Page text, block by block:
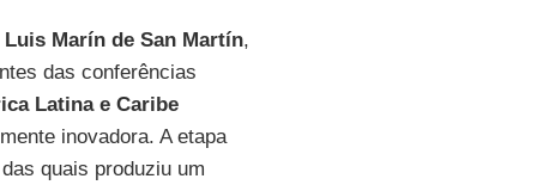
Luis Marín de San Martín,
das conferências
Latina e Caribe
inovadora. A etapa
quais produziu um